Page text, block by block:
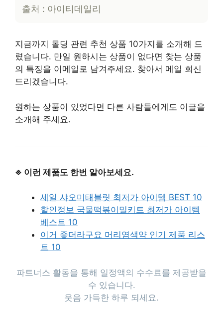
출처 : 아이티데일리
지금까지 몰딩 관련 추천 상품 10가지를 소개해 드
렸습니다. 만일 원하시는 상품이 없다면 찾는 상품
의 특징을 이메일로 남겨주세요. 찾아서 메일 회신
드리겠습니다.
원하는 상품이 있었다면 다른 사람들에게도 이글을
소개해 주세요.
※ 이런 제품도 한번 알아보세요.
세일 샤오미태블릿 최저가 아이템 BEST 10
할인정보 국물떡볶이밀키트 최저가 아이템
베스트 10
이거 좋더라구요 머리염색약 인기 제품 리스
트 10
파트너스 활동을 통해 일정액의 수수료를 제공받을
수 있습니다.
웃음 가득한 하루 되세요.